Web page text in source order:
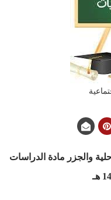
والجزر مادة الدراسات